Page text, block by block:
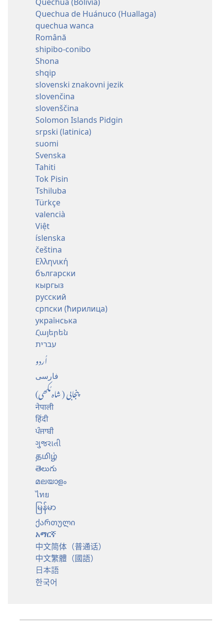
Quechua de Huánuco (Huallaga)
quechua wanca
Română
shipibo-conibo
Shona
shqip
slovenski znakovni jezik
slovenčina
slovenščina
Solomon Islands Pidgin
srpski (latinica)
suomi
Svenska
Tahiti
Tok Pisin
Tshiluba
Türkçe
valencià
Việt
íslenska
čeština
Ελληνική
български
кыргыз
русский
српски (ћирилица)
українська
Հայերեն
עברית
اُردو
فارسی
پنجابی (شاہ مُکھی)
नेपाली
हिंदी
ਪੰਜਾਬੀ
ગુજરાતી
தமிழ்
తెలుగు
മലയാളം
ไทย
မြန်မာ
ქართული
አማርኛ
中文简体（普通话）
中文繁體（國語）
日本語
한국어